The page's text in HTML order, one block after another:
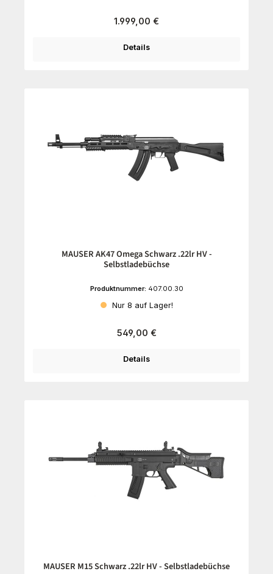
Regulärer Preis:
1.999,00 €
Details
MAUSER AK47 Omega Schwarz .22lr HV -
Selbstladebüchse
Produktnummer: 407.00.30
Nur 8 auf Lager!
Regulärer Preis:
549,00 €
Details
MAUSER M15 Schwarz .22lr HV - Selbstladebüchse